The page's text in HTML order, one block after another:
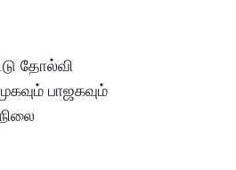
தோல்வி
பாஜகவும்